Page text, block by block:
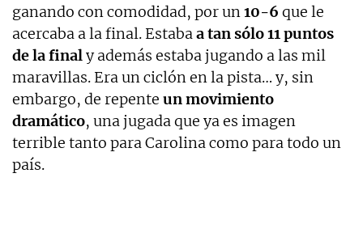
ganando con comodidad, por un10-6 que le
acercaba a la final. Estabaa tan sólo 11 puntos
de la finaly además estaba jugando a las mil
maravillas. Era un ciclón en la pista… y, sin
embargo, de repente un movimiento
dramático, una jugada que ya es imagen
terrible tanto para Carolina como para todo un
país.